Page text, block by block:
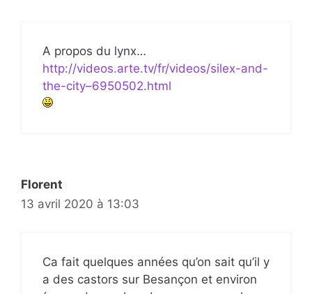
A propos du lynx…
http://videos.arte.tv/fr/videos/silex-and-
the-city–6950502.html
Florent
13 avril 2020 à 13:03
Ca fait quelques années qu’on sait qu’il y
a des castors sur Besançon et environ